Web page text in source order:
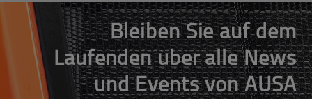
Bleiben Sie auf dem
Laufenden über alle News
und Events von AUSA